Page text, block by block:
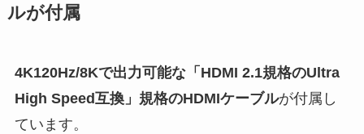
ルが付属
4K120Hz/8Kで出力可能な「HDMI 2.1規格のUltra
High Speed互換」規格のHDMIケーブルが付属し
ています。